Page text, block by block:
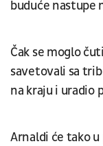
buduće nastupe
Čak se moglo
savetovali sa
na kraju i uradio
Arnaldi će tako